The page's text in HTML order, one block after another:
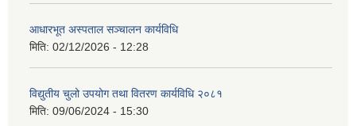
आधारभूत अस्पताल सञ्चालन कार्यविधि
मिति: 02/12/2026 - 12:28
विद्युतीय चुलो उपयोग तथा वितरण कार्यविधि २०८१
मिति: 09/06/2024 - 15:30